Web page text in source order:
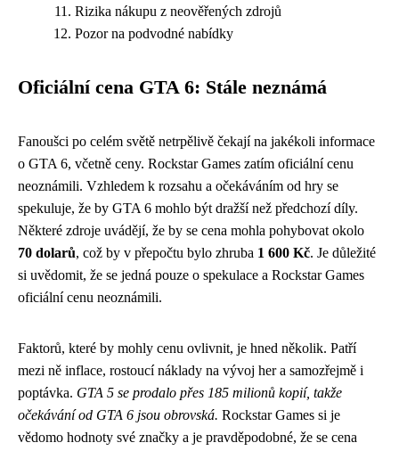
Rizika nákupu z neověřených zdrojů
Pozor na podvodné nabídky
Oficiální cena GTA 6: Stále neznámá
Fanoušci po celém světě netrpělivě čekají na jakékoli informace
o GTA 6, včetně ceny. Rockstar Games zatím oficiální cenu
neoznámili. Vzhledem k rozsahu a očekáváním od hry se
spekuluje, že by GTA 6 mohlo být dražší než předchozí díly.
Některé zdroje uvádějí, že by se cena mohla pohybovat okolo
70 dolarů, což by v přepočtu bylo zhruba 1 600 Kč. Je důležité
si uvědomit, že se jedná pouze o spekulace a Rockstar Games
oficiální cenu neoznámili.
Faktorů, které by mohly cenu ovlivnit, je hned několik. Patří
mezi ně inflace, rostoucí náklady na vývoj her a samozřejmě i
poptávka. GTA 5 se prodalo přes 185 milionů kopií, takže
očekávání od GTA 6 jsou obrovská. Rockstar Games si je
vědomo hodnoty své značky a je pravděpodobné, že se cena